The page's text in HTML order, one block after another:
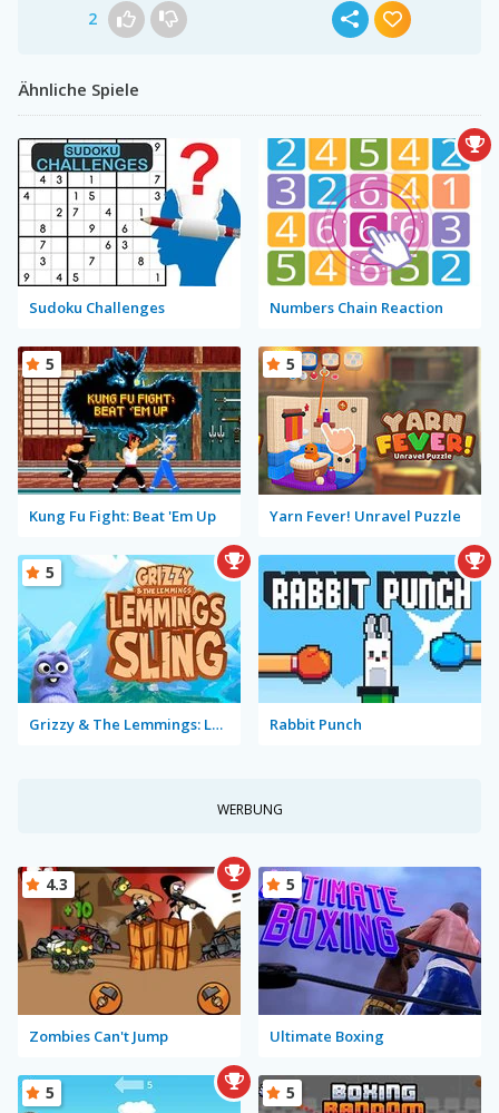
2
Ähnliche Spiele
Sudoku Challenges Numbers Chain Reaction
Kung Fu Fight: Beat 'Em Up
5
Yarn Fever! Unravel Puzzle
5
Grizzy & The Lemmings: Lemmings Sling
5
Rabbit Punch
WERBUNG
Zombies Can't Jump
4.3
Ultimate Boxing
5
5 5